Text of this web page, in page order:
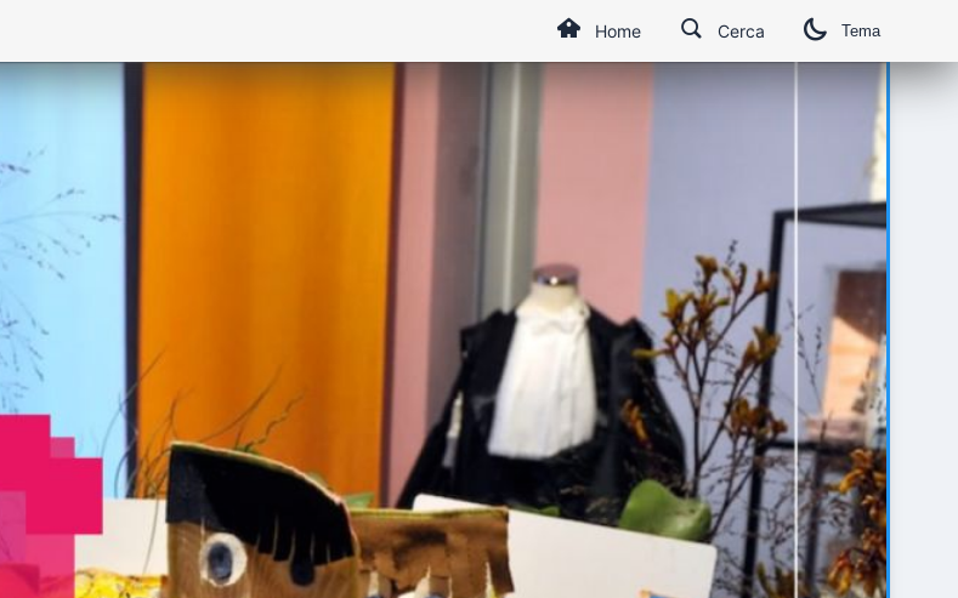
Home Cerca Tema